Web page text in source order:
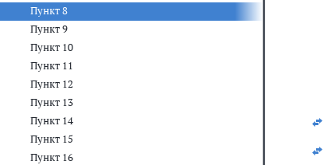
Пункт 8
Пункт 9
Пункт 10
Пункт 11
Пункт 12
Пункт 13
Пункт 14
Пункт 15
Пункт 16